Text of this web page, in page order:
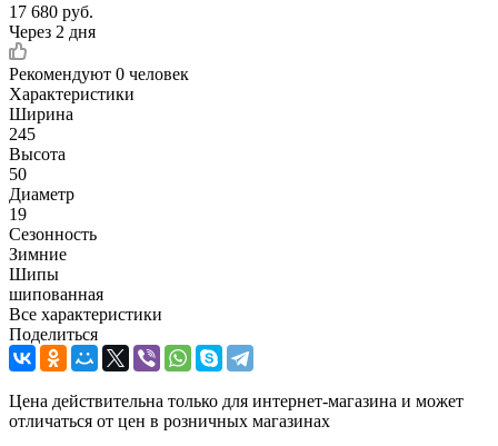
17 680 руб.
Через 2 дня
Рекомендуют 0 человек
Характеристики
Ширина
245
Высота
50
Диаметр
19
Сезонность
Зимние
Шипы
шипованная
Все характеристики
Поделиться
Цена действительна только для интернет-магазина и может
отличаться от цен в розничных магазинах